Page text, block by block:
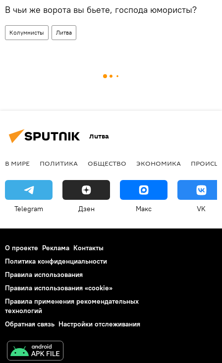
В чьи же ворота вы бьете, господа юмористы?
Колумнисты Литва
Литва
В МИРЕ ПОЛИТИКА ОБЩЕСТВО ЭКОНОМИКА
Telegram Дзен Макс VK
О проекте Реклама Контакты
Политика конфиденциальности
Правила использования
Правила использования «cookie»
Правила применения рекомендательных
технологий
Обратная связь Настройки отслеживания